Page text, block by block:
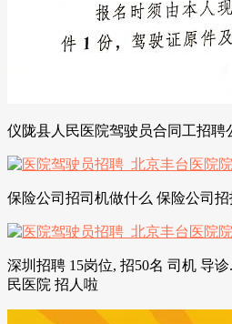
仪陇县人民医院驾驶员合同工招聘
保险公司招司机做什么 保险公司
深圳招聘 15岗位, 招50名 司机 导
民医院 招人啦